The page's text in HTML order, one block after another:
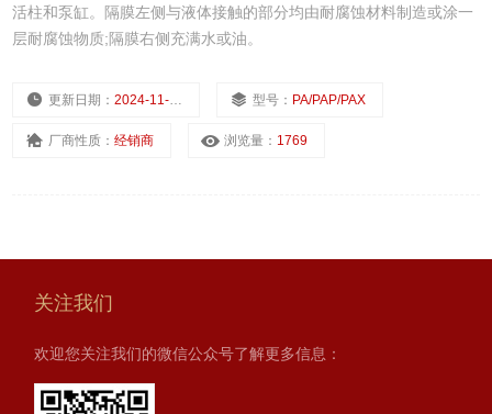
活柱和泵缸。隔膜左侧与液体接触的部分均由耐腐蚀材料制造或涂一
层耐腐蚀物质;隔膜右侧充满水或油。
更新日期：2024-11-22 型号： PA/PAP/PAX
厂商性质：经销商 浏览量： 1769
关注我们
欢迎您关注我们的微信公众号了解更多信息：